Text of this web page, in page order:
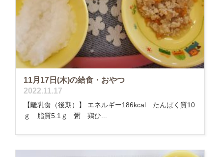
11月17日(木)の給食・おやつ
2022.11.17
【離乳食（後期）】 エネルギー186kcal たんぱく質10
ｇ 脂質5.1ｇ 粥 鶏ひ...